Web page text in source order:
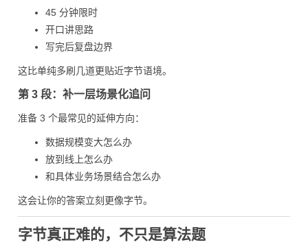
45 分钟限时
开口讲思路
写完后复盘边界
这比单纯多刷几道更贴近字节语境。
第 3 段：补一层场景化追问
准备 3 个最常见的延伸方向：
数据规模变大怎么办
放到线上怎么办
和具体业务场景结合怎么办
这会让你的答案立刻更像字节。
字节真正难的，不只是算法题